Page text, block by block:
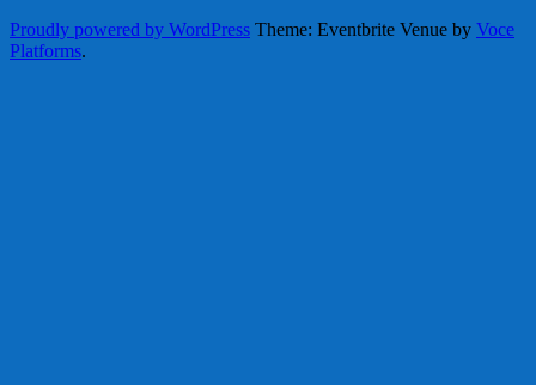
Proudly powered by WordPress Theme: Eventbrite Venue by Voce
Platforms.